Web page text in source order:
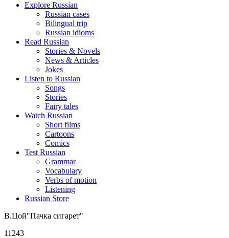
Explore Russian
Russian cases
Bilingual trip
Russian idioms
Read Russian
Stories & Novels
News & Articles
Jokes
Listen to Russian
Songs
Stories
Fairy tales
Watch Russian
Short films
Cartoons
Comics
Test Russian
Grammar
Vocabulary
Verbs of motion
Listening
Russian Store
В.Цой"Пачка сигарет"
11243